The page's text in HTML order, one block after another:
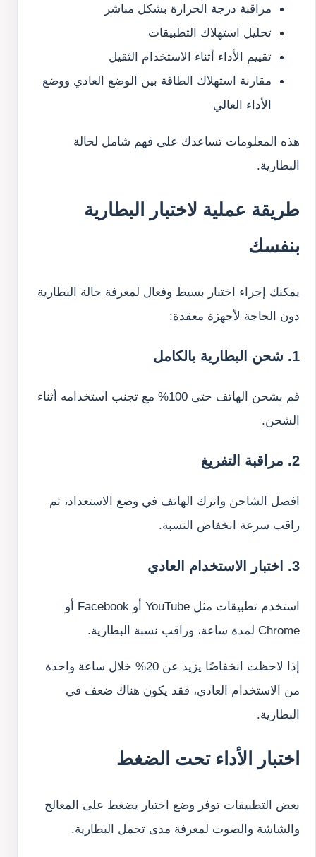
مراقبة درجة الحرارة بشكل مباشر
تحليل استهلاك التطبيقات
تقييم الأداء أثناء الاستخدام الثقيل
مقارنة استهلاك الطاقة بين الوضع العادي ووضع
الأداء العالي
هذه المعلومات تساعدك على فهم شامل لحالة
البطارية.
طريقة عملية لاختبار البطارية
بنفسك
يمكنك إجراء اختبار بسيط وفعال لمعرفة حالة البطارية
دون الحاجة لأجهزة معقدة:
1. شحن البطارية بالكامل
قم بشحن الهاتف حتى 100% مع تجنب استخدامه أثناء
الشحن.
2. مراقبة التفريغ
افصل الشاحن واترك الهاتف في وضع الاستعداد، ثم
راقب سرعة انخفاض النسبة.
3. اختبار الاستخدام العادي
استخدم تطبيقات مثل YouTube أو Facebook أو
Chrome لمدة ساعة، وراقب نسبة البطارية.
إذا لاحظت انخفاضًا يزيد عن 20% خلال ساعة واحدة
من الاستخدام العادي، فقد يكون هناك ضعف في
البطارية.
اختبار الأداء تحت الضغط
بعض التطبيقات توفر وضع اختبار يضغط على المعالج
والشاشة والصوت لمعرفة مدى تحمل البطارية.